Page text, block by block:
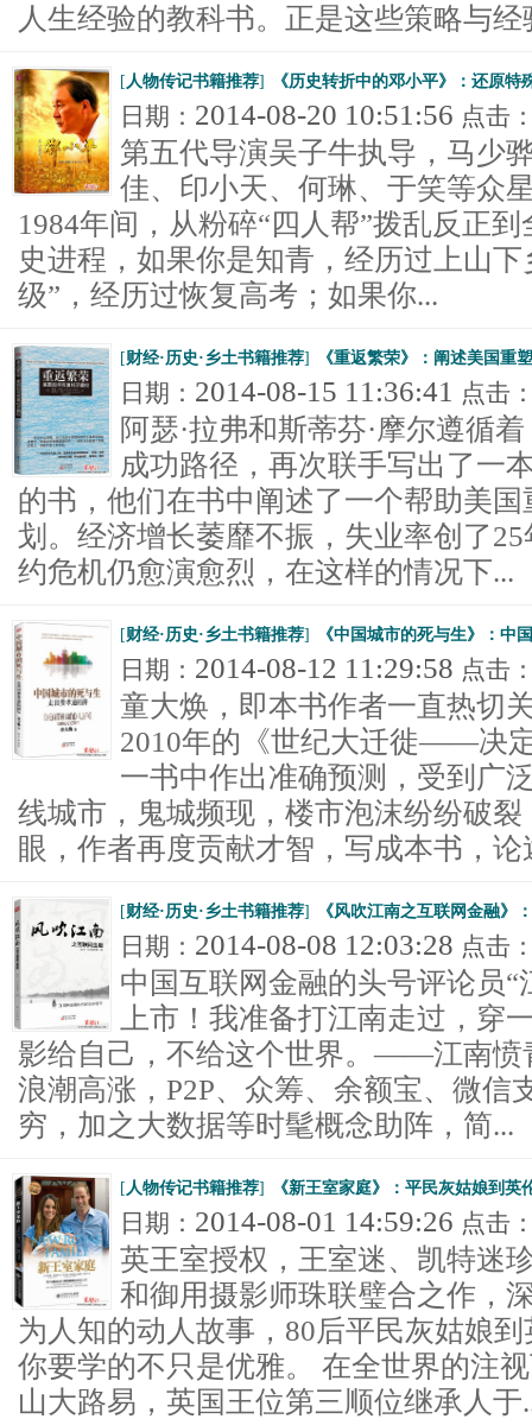
人生经验的教科书。正是这些策略与经
[ 人物传记书籍推荐] 《历史转折中的邓小平》：还原特
日期： 2014-08-20 10:51:56 点击
第五代导演吴子牛执导，马少
佳、印小天、何琳、于笑等众
1984年间，从粉碎“四人帮”拨乱反正
史进程，如果你是知青，经历过上山下
级”，经历过恢复高考；如果你...
[财经·历史·乡土书籍推荐] 《重返繁荣》：阐述美国重
日期： 2014-08-15 11:36:41 点击
阿瑟·拉弗和斯蒂芬·摩尔遵循
成功路径，再次联手写出了一
的书，他们在书中阐述了一个帮助美
划。经济增长萎靡不振，失业率创了
约危机仍愈演愈烈，在这样的情况下...
[财经·历史·乡土书籍推荐] 《中国城市的死与生》：中
日期： 2014-08-12 11:29:58 点击
童大焕，即本书作者一直热切
2010年的《世纪大迁徙——决
一书中作出准确预测，受到广
线城市，鬼城频现，楼市泡沫纷纷破
眼，作者再度贡献才智，写成本书，论
[财经·历史·乡土书籍推荐] 《风吹江南之互联网金融》
日期： 2014-08-08 12:03:28 点击
中国互联网金融的头号评论员
上市！我准备打江南走过，穿
影给自己，不给这个世界。——江南愤
浪潮高涨，P2P、众筹、余额宝、微信
穷，加之大数据等时髦概念助阵，简...
[ 人物传记书籍推荐] 《新王室家庭》：平民灰姑娘到英
日期： 2014-08-01 14:59:26 点击
英王室授权，王室迷、凯特迷
和御用摄影师珠联璧合之作，
为人知的动人故事，80后平民灰姑娘
你要学的不只是优雅。 在全世界的注
山大路易，英国王位第三顺位继承人于